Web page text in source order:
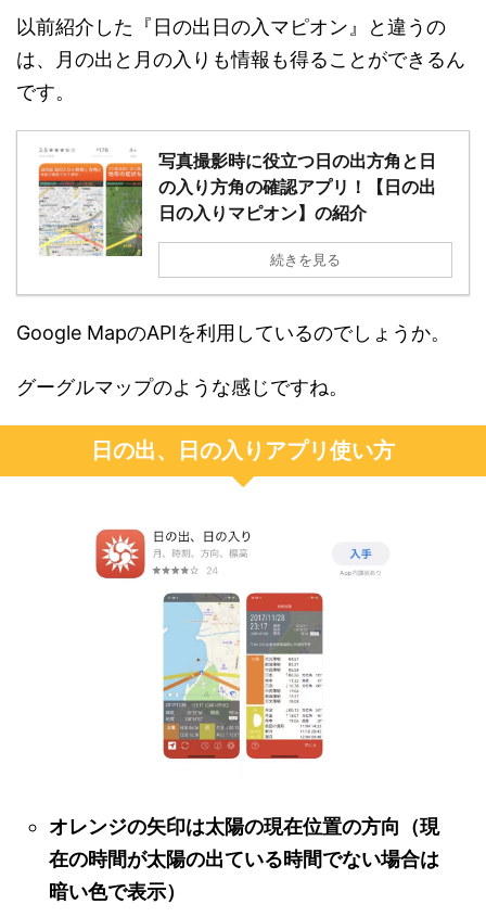
以前紹介した『日の出日の入マピオン』と違うの
は、月の出と月の入りも情報も得ることができるん
です。
写真撮影時に役立つ日の出方角と日
の入り方角の確認アプリ！【日の出
日の入りマピオン】の紹介
続きを見る
Google MapのAPIを利用しているのでしょうか。
グーグルマップのような感じですね。
日の出、日の入りアプリ使い方
オレンジの矢印は太陽の現在位置の方向（現
在の時間が太陽の出ている時間でない場合は
暗い色で表示）